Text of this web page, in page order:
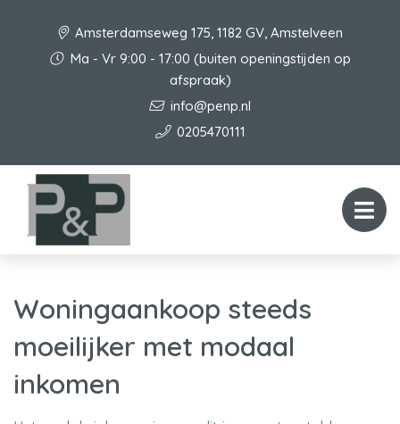
Amsterdamseweg 175, 1182 GV, Amstelveen
Ma - Vr 9:00 - 17:00 (buiten openingstijden op
afspraak)
info@penp.nl
0205470111
Woningaankoop steeds
moeilijker met modaal
inkomen